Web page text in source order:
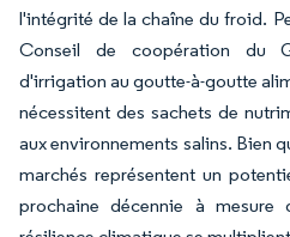
l'intégrité de la chaîne du froid.
Conseil de coopération du
d'irrigation au goutte-à-goutte
nécessitent des sachets de
aux environnements salins. Bien
marchés représentent un
prochaine décennie à mesure